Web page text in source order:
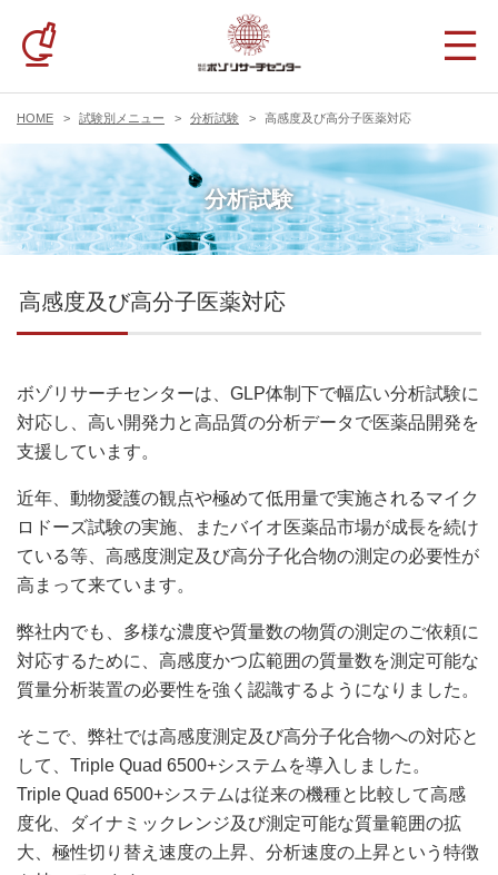
HOME 試験別メニュー 分析試験 高感度及び高分子医薬対応
分析試験
高感度及び高分子医薬対応
ボゾリサーチセンターは、GLP体制下で幅広い分析試験に
対応し、高い開発力と高品質の分析データで医薬品開発を
支援しています。
近年、動物愛護の観点や極めて低用量で実施されるマイク
ロドーズ試験の実施、またバイオ医薬品市場が成長を続け
ている等、高感度測定及び高分子化合物の測定の必要性が
高まって来ています。
弊社内でも、多様な濃度や質量数の物質の測定のご依頼に
対応するために、高感度かつ広範囲の質量数を測定可能な
質量分析装置の必要性を強く認識するようになりました。
そこで、弊社では高感度測定及び高分子化合物への対応と
して、Triple Quad 6500+システムを導入しました。
Triple Quad 6500+システムは従来の機種と比較して高感
度化、ダイナミックレンジ及び測定可能な質量範囲の拡
大、極性切り替え速度の上昇、分析速度の上昇という特徴